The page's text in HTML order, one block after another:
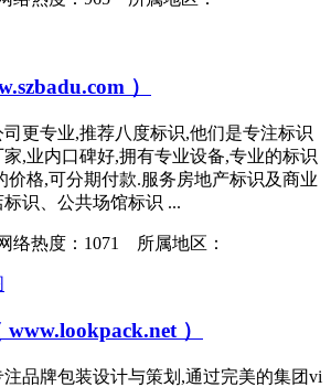
）
更专业,推荐八度标识,他们是专注标识
,业内口碑好,拥有专业设备,专业的标识
价格,可分期付款.服务房地产标识及商业
识、公共场馆标识 ...
络热度：1071 所属地区：
）
品牌包装设计与策划,通过完美的集团vi